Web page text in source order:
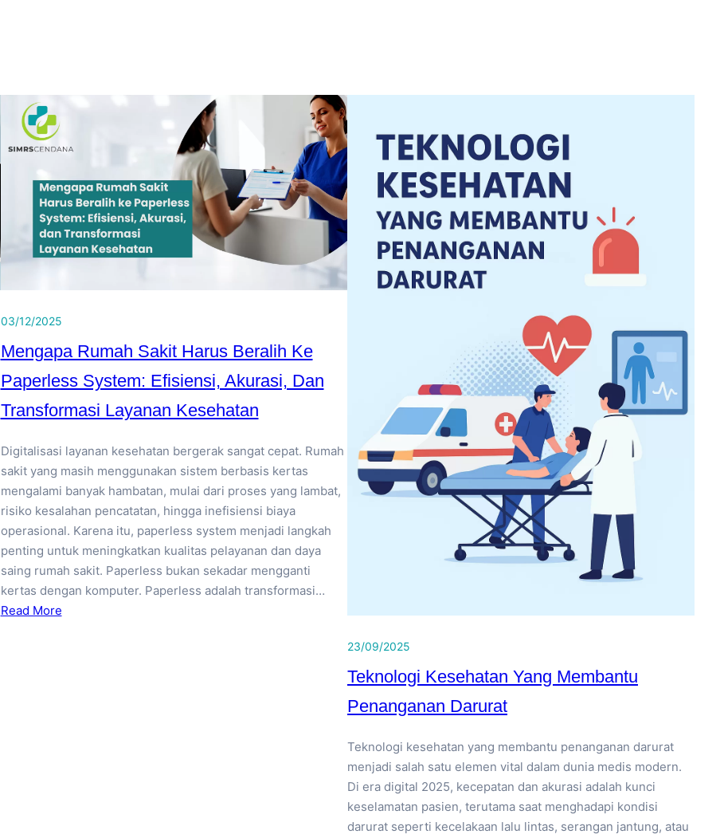
03/12/2025
Mengapa Rumah Sakit Harus Beralih Ke
Paperless System: Efisiensi, Akurasi, Dan
Transformasi Layanan Kesehatan
Digitalisasi layanan kesehatan bergerak sangat cepat. Rumah
sakit yang masih menggunakan sistem berbasis kertas
mengalami banyak hambatan, mulai dari proses yang lambat,
risiko kesalahan pencatatan, hingga inefisiensi biaya
operasional. Karena itu, paperless system menjadi langkah
penting untuk meningkatkan kualitas pelayanan dan daya
saing rumah sakit. Paperless bukan sekadar mengganti
kertas dengan komputer. Paperless adalah transformasi…
Read More
23/09/2025
Teknologi Kesehatan Yang Membantu
Penanganan Darurat
Teknologi kesehatan yang membantu penanganan darurat
menjadi salah satu elemen vital dalam dunia medis modern.
Di era digital 2025, kecepatan dan akurasi adalah kunci
keselamatan pasien, terutama saat menghadapi kondisi
darurat seperti kecelakaan lalu lintas, serangan jantung, atau